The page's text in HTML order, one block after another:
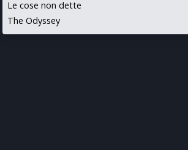
Le cose non dette
The Odyssey